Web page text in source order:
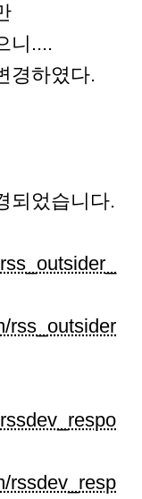
니....
경하였다.
되었습니다.
rss_outsider
rssdev_resp